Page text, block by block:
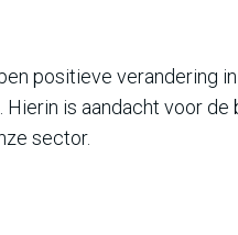
positieve verandering
is aandacht voor
sector.